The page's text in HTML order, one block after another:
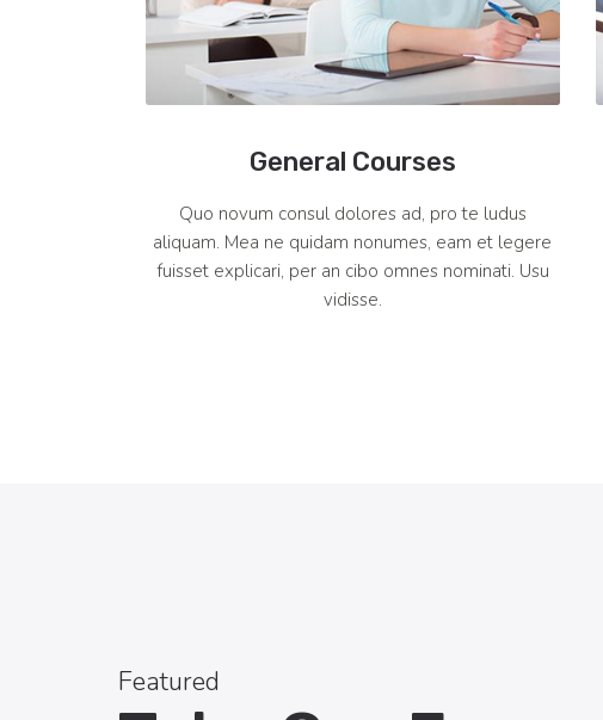
General Courses
Quo novum consul dolores ad, pro te ludus
aliquam. Mea ne quidam nonumes, eam et legere
fuisset explicari, per an cibo omnes nominati. Usu
vidisse.
Featured